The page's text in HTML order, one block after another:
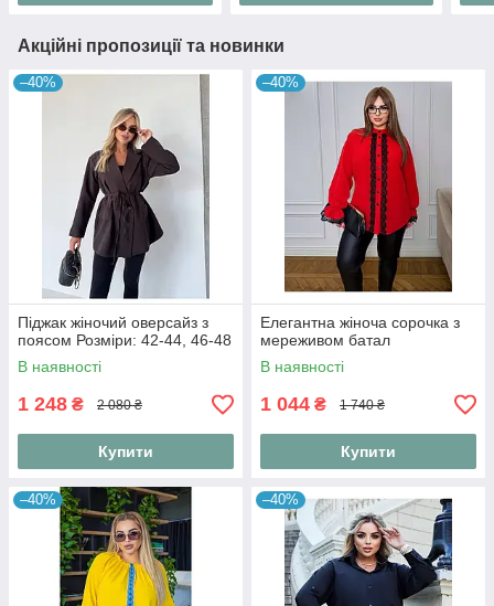
Акційні пропозиції та новинки
–40%
Піджак жіночий оверсайз з
поясом Розміри: 42-44, 46-48
В наявності
1 248 ₴ 2 080 ₴
Купити
–40%
Елегантна жіноча сорочка з
мереживом батал
В наявності
1 044 ₴ 1 740 ₴
Купити
–40% –40%